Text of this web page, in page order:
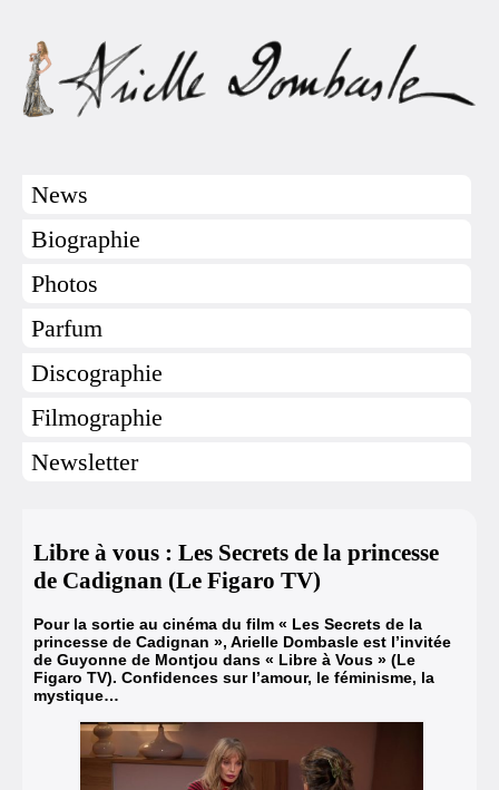
News
Biographie
Photos
Parfum
Discographie
Filmographie
Newsletter
Libre à vous : Les Secrets de la princesse
de Cadignan (Le Figaro TV)
Pour la sortie au cinéma du film « Les Secrets de la
princesse de Cadignan », Arielle Dombasle est l’invitée
de Guyonne de Montjou dans « Libre à Vous » (Le
Figaro TV). Confidences sur l’amour, le féminisme, la
mystique…